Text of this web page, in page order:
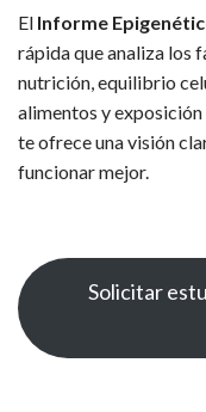
El Informe
rápida que analiza los
nutrición, equilibrio
alimentos y
te ofrece una visión
funcionar mejor.
Solicitar